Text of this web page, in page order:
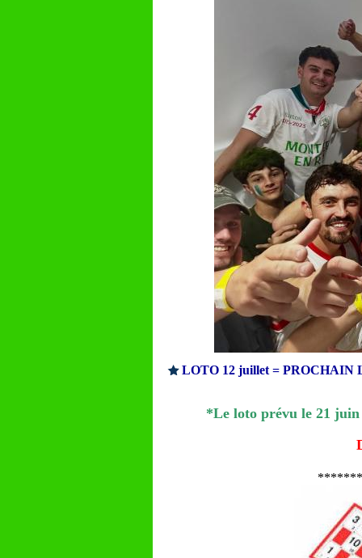
LOTO 12 juillet = PROCHAIN
*Le loto prévu le 21 juin